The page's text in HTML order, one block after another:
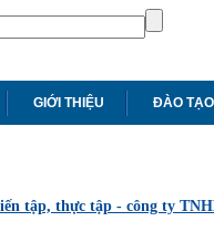
GIỚI THIỆU ĐÀO TẠO
tập, thực tập - công ty